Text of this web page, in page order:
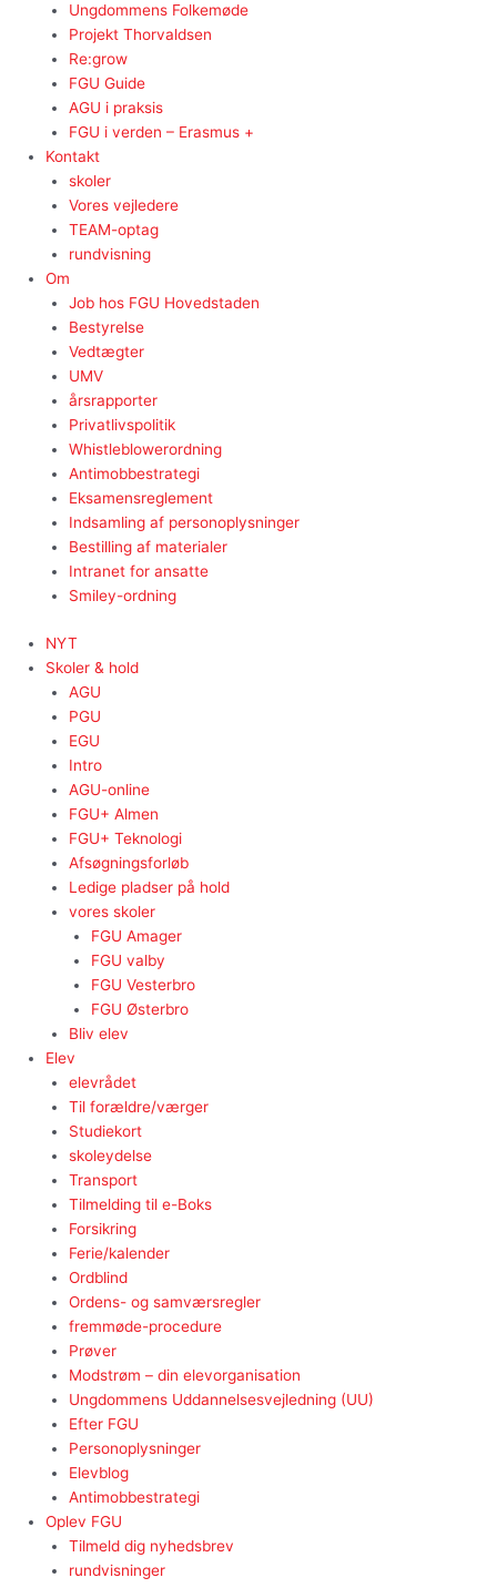
Ungdommens Folkemøde
Projekt Thorvaldsen
Re:grow
FGU Guide
AGU i praksis
FGU i verden – Erasmus +
Kontakt
skoler
Vores vejledere
TEAM-optag
rundvisning
Om
Job hos FGU Hovedstaden
Bestyrelse
Vedtægter
UMV
årsrapporter
Privatlivspolitik
Whistleblowerordning
Antimobbestrategi
Eksamensreglement
Indsamling af personoplysninger
Bestilling af materialer
Intranet for ansatte
Smiley-ordning
NYT
Skoler & hold
AGU
PGU
EGU
Intro
AGU-online
FGU+ Almen
FGU+ Teknologi
Afsøgningsforløb
Ledige pladser på hold
vores skoler
FGU Amager
FGU valby
FGU Vesterbro
FGU Østerbro
Bliv elev
Elev
elevrådet
Til forældre/værger
Studiekort
skoleydelse
Transport
Tilmelding til e-Boks
Forsikring
Ferie/kalender
Ordblind
Ordens- og samværsregler
fremmøde-procedure
Prøver
Modstrøm – din elevorganisation
Ungdommens Uddannelsesvejledning (UU)
Efter FGU
Personoplysninger
Elevblog
Antimobbestrategi
Oplev FGU
Tilmeld dig nyhedsbrev
rundvisninger